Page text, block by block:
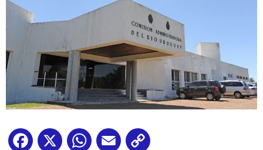
Facebook
X WhatsApp
Email